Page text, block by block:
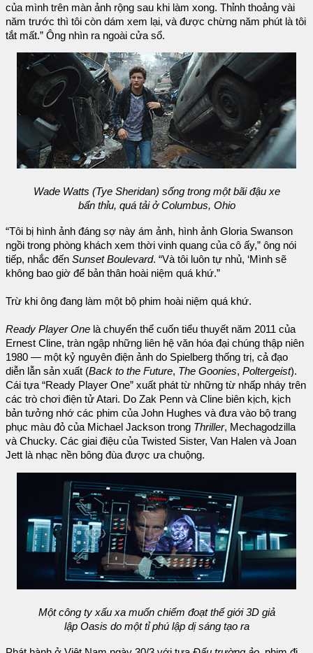
của mình trên màn ảnh rộng sau khi làm xong. Thỉnh thoảng vài
năm trước thì tôi còn dám xem lại, và được chừng năm phút là tôi
tắt mất.” Ông nhìn ra ngoài cửa sổ.
Wade Watts (Tye Sheridan) sống trong một bãi đậu xe
bẩn thỉu, quá tải ở Columbus, Ohio
“Tôi bị hình ảnh đáng sợ này ám ảnh, hình ảnh Gloria Swanson
ngồi trong phòng khách xem thời vinh quang của cô ấy,” ông nói
tiếp, nhắc đến Sunset Boulevard. “Và tôi luôn tự nhủ, ‘Mình sẽ
không bao giờ để bản thân hoài niệm quá khứ.”
Trừ khi ông đang làm một bộ phim hoài niệm quá khứ.
Ready Player One là chuyển thể cuốn tiểu thuyết năm 2011 của
Ernest Cline, tràn ngập những liên hệ văn hóa đại chúng thập niên
1980 — một kỷ nguyên điện ảnh do Spielberg thống trị, cả đạo
diễn lẫn sản xuất (Back to the Future, The Goonies, Poltergeist).
Cái tựa “Ready Player One” xuất phát từ những từ nhấp nháy trên
các trò chơi điện tử Atari. Do Zak Penn và Cline biên kịch, kịch
bản tưởng nhớ các phim của John Hughes và đưa vào bộ trang
phục màu đỏ của Michael Jackson trong Thriller, Mechagodzilla
và Chucky. Các giai điệu của Twisted Sister, Van Halen và Joan
Jett là nhạc nền bông đùa được ưa chuộng.
Một công ty xấu xa muốn chiếm đoạt thế giới 3D giả
lập Oasis do một tỉ phú lập dị sáng tạo ra